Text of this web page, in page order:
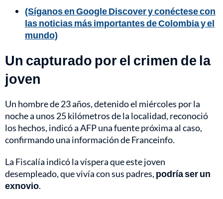
(Síganos en Google Discover y conéctese con
las noticias más importantes de Colombia y el
mundo)
Un capturado por el crimen de la
joven
Un hombre de 23 años, detenido el miércoles por la
noche a unos 25 kilómetros de la localidad, reconoció
los hechos, indicó a AFP una fuente próxima al caso,
confirmando una información de Franceinfo.
La Fiscalía indicó la víspera que este joven
desempleado, que vivía con sus padres, podría ser un
exnovio.